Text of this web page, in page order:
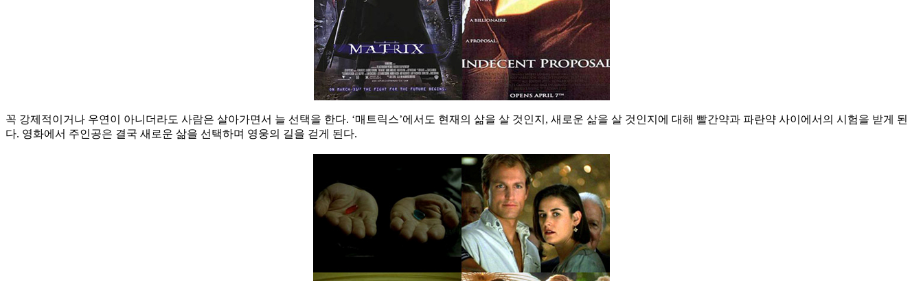
꼭 강제적이거나 우연이 아니더라도 사람은 살아가면서 늘 선택을 한다. ‘매트릭스’에서도 현재의 삶을 살 것인지, 새로운 삶을 살 것인지에 대해 빨간약과 파란약 사이에서의 시험을 받게 된
다. 영화에서 주인공은 결국 새로운 삶을 선택하며 영웅의 길을 걷게 된다.